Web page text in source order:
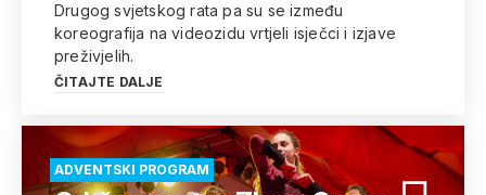
Drugog svjetskog rata pa su se između
koreografija na videozidu vrtjeli isječci i izjave
preživjelih.
ČITAJTE DALJE
ADVENTSKI PROGRAM